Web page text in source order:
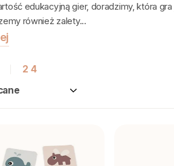
edukacyjną gier, doradzimy, która
również zalety...
2 4